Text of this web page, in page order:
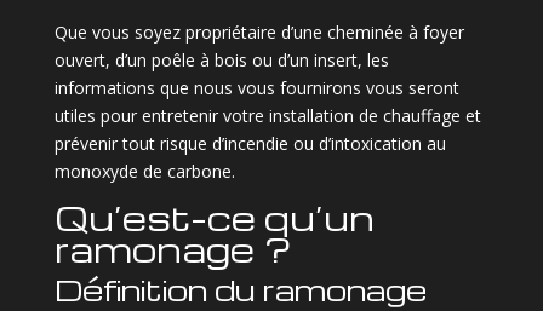
Que vous soyez propriétaire d’une cheminée à foyer
ouvert, d’un poêle à bois ou d’un insert, les
informations que nous vous fournirons vous seront
utiles pour entretenir votre installation de chauffage et
prévenir tout risque d’incendie ou d’intoxication au
monoxyde de carbone.
Qu’est-ce qu’un
ramonage ?
Définition du ramonage